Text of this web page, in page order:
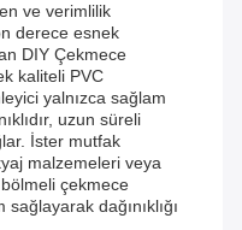
ve verimlilik
derece esnek
DIY Çekmece
kaliteli PVC
yalnızca sağlam
uzun süreli
İster mutfak
malzemeleri veya
çekmece
dağınıklığı